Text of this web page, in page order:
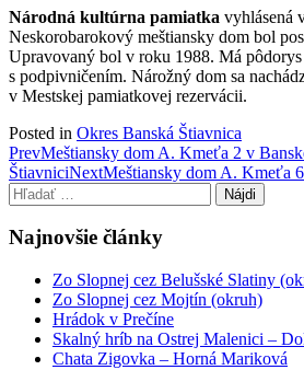
Národná kultúrna pamiatka vyhlásená
Neskorobarokový meštiansky dom bol
Upravovaný bol v roku 1988. Má
s podpivničením. Nárožný dom sa
v Mestskej pamiatkovej rezervácii.
Posted in Okres Banská Štiavnica
Post
navigation
PrevMeštiansky dom A. Kmeťa 2 v
ŠtiavniciNextMeštiansky dom A. Kmeťa
Hľadať:
Najnovšie články
Zo Slopnej cez Belušské Slatiny
Zo Slopnej cez Mojtín (okruh)
Hrádok v Prečíne
Skalný hríb na Ostrej Malenici –
Chata Zigovka – Horná Mariková